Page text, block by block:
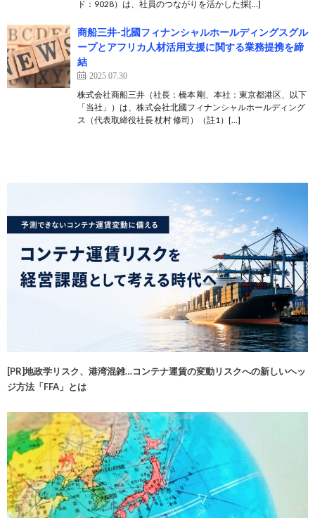
ド：9028）は、社員のつながりを活かした採[…]
商船三井-北國フィナンシャルホールディングスグル
ープとアフリカ人材活用支援に関する業務提携を締
結
2025.07.30
株式会社商船三井（社長：橋本 剛、本社：東京都港区、以下
「当社」）は、株式会社北國フィナンシャルホールディング
ス（代表取締役社長 杖村 修司）（註1）[…]
[PR]地政学リスク、港湾混雑…コンテナ運賃の変動リスクへの新しいヘッ
ジ方法「FFA」とは